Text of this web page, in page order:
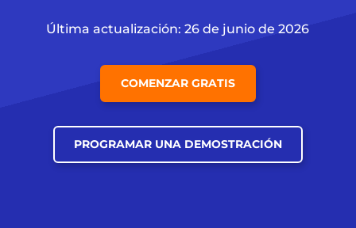
Última actualización: 26 de junio de 2026
COMENZAR GRATIS
PROGRAMAR UNA DEMOSTRACIÓN